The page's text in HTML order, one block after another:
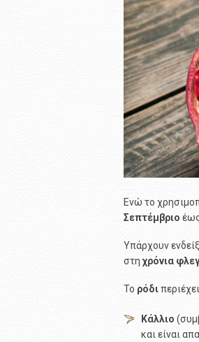
Ενώ το
Σεπτέμβριο
Υπάρχουν
στηχρόνια
Το ρόδι
Κάλλιο
και είναι